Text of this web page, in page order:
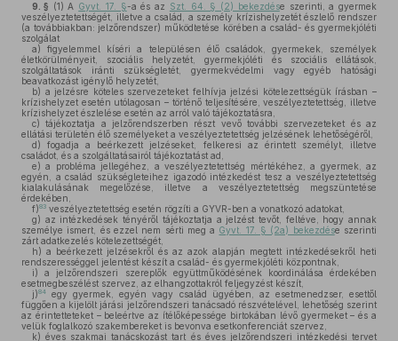
9. § (1) A Gyvt. 17. §-a és az Szt. 64. § (2) bekezdése szerinti, a gyermek
veszélyeztetettségét, illetve a család, a személy krízishelyzetét észlelő rendszer
(a továbbiakban: jelzőrendszer) működtetése körében a család- és gyermekjóléti
szolgálat
a) figyelemmel kíséri a településen élő családok, gyermekek, személyek
életkörülményeit, szociális helyzetét, gyermekjóléti és szociális ellátások,
szolgáltatások iránti szükségletét, gyermekvédelmi vagy egyéb hatósági
beavatkozást igénylő helyzetét,
b) a jelzésre köteles szervezeteket felhívja jelzési kötelezettségük írásban –
krízishelyzet esetén utólagosan – történő teljesítésére, veszélyeztetettség, illetve
krízishelyzet észlelése esetén az arról való tájékoztatásra,
c) tájékoztatja a jelzőrendszerben részt vevő további szervezeteket és az
ellátási területén élő személyeket a veszélyeztetettség jelzésének lehetőségéről,
d) fogadja a beérkezett jelzéseket, felkeresi az érintett személyt, illetve
családot, és a szolgáltatásairól tájékoztatást ad,
e) a probléma jellegéhez, a veszélyeztetettség mértékéhez, a gyermek, az
egyén, a család szükségleteihez igazodó intézkedést tesz a veszélyeztetettség
kialakulásának megelőzése, illetve a veszélyeztetettség megszüntetése
érdekében,
f)83 veszélyeztetettség esetén rögzíti a GYVR-ben a vonatkozó adatokat,
g) az intézkedések tényéről tájékoztatja a jelzést tevőt, feltéve, hogy annak
személye ismert, és ezzel nem sérti meg a Gyvt. 17. § (2a) bekezdése szerinti
zárt adatkezelés kötelezettségét,
h) a beérkezett jelzésekről és az azok alapján megtett intézkedésekről heti
rendszerességgel jelentést készít a család- és gyermekjóléti központnak,
i) a jelzőrendszeri szereplők együttműködésének koordinálása érdekében
esetmegbeszélést szervez, az elhangzottakról feljegyzést készít,
j)84
egy gyermek, egyén vagy család ügyében, az esetmenedzser, esettől
függően a kijelölt járási jelzőrendszeri tanácsadó részvételével, lehetőség szerint
az érintetteteket – beleértve az ítélőképessége birtokában lévő gyermeket – és a
velük foglalkozó szakembereket is bevonva esetkonferenciát szervez,
k) éves szakmai tanácskozást tart és éves jelzőrendszeri intézkedési tervet